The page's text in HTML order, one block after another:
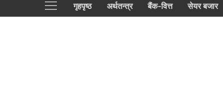
गृहपृष्‍ठ अर्थतन्त्र बैंक-वित्त सेयर बजार